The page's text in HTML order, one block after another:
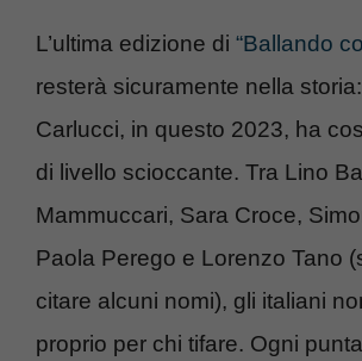
L’ultima edizione di “Ballando
resterà sicuramente nella
Carlucci, in questo 2023, ha
di livello scioccante. Tra Lino
Mammuccari, Sara Croce,
Paola Perego e Lorenzo Tano
citare alcuni nomi), gli italiani
proprio per chi tifare. Ogni